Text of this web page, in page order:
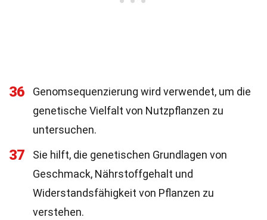
36
Genomsequenzierung wird verwendet, um die
genetische Vielfalt von Nutzpflanzen zu
untersuchen.
37
Sie hilft, die genetischen Grundlagen von
Geschmack, Nährstoffgehalt und
Widerstandsfähigkeit von Pflanzen zu
verstehen.